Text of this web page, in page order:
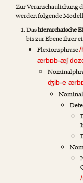
Zur Veranschaulichung
werden folgende
Dashierarchaische
bis zur Ebene ihrer
Flexionsphrase/
ærbɒb-æʃ
ʤib-e